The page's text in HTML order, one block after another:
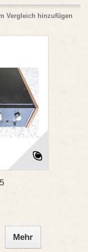
Vergleich hinzufügen
Mehr